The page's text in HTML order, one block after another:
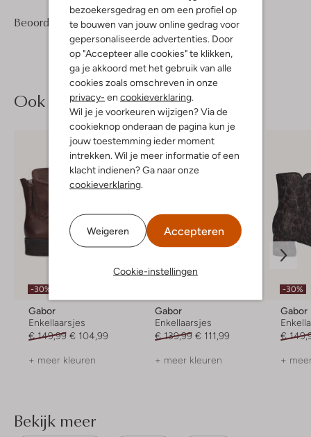
bezoekersgedrag en om een profiel op
te bouwen van jouw online gedrag voor
gepersonaliseerde advertenties. Door
op "Accepteer alle cookies" te klikken,
ga je akkoord met het gebruik van alle
cookies zoals omschreven in onze
privacy- en cookieverklaring.
Wil je je voorkeuren wijzigen? Via de
cookieknop onderaan de pagina kun je
jouw toestemming ieder moment
intrekken. Wil je meer informatie of een
klacht indienen? Ga naar onze
cookieverklaring.
Weigeren Accepteren
Cookie-instellingen
Beoordelingen (12) 4/5
12
4
Sterren
Ook iets voor jou?
-30%
Gabor
Enkellaarsjes
€ 149,99 € 104,99
+ meer kleuren
Gabor
Enkellaarsjes
€ 139,99 € 111,99
+ meer kleuren
-30%
Gabor
€
+
Bekijk meer